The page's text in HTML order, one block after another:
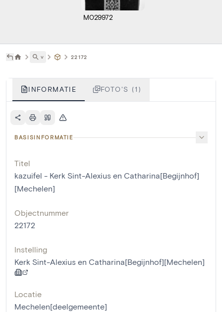
M029972
˅ 22172
INFORMATIE FOTO'S (1)
BASISINFORMATIE
Titel
kazuifel - Kerk Sint-Alexius en Catharina[Begijnhof]
[Mechelen]
Objectnummer
22172
Instelling
Kerk Sint-Alexius en Catharina[Begijnhof][Mechelen]
Locatie
Mechelen[deelgemeente]